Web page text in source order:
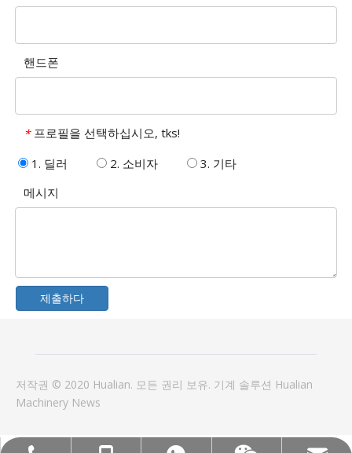
핸드폰
* 프로필을 선택하십시오, tks!
1. 딜러
2. 소비자
3. 기타
메시지
제출하다
저작권 © 2020 Hualian. 모든 권리 보유. 기계 솔루션 Hualian
Machinery News